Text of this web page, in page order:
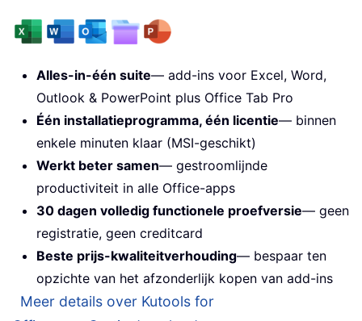
Alles-in-één suite— add-ins voor Excel, Word,
Outlook & PowerPoint plus Office Tab Pro
Één installatieprogramma, één licentie— binnen
enkele minuten klaar (MSI-geschikt)
Werkt beter samen— gestroomlijnde
productiviteit in alle Office-apps
30 dagen volledig functionele proefversie— geen
registratie, geen creditcard
Beste prijs-kwaliteitverhouding— bespaar ten
opzichte van het afzonderlijk kopen van add-ins
Meer details over Kutools for